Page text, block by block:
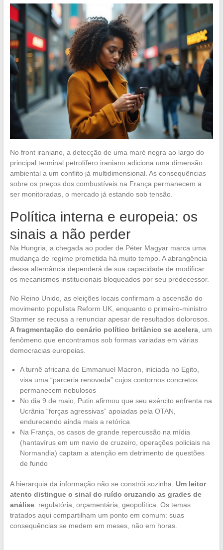
No front iraniano, a detecção de uma maré negra ao largo do
principal terminal petrolífero iraniano adiciona uma dimensão
ambiental a um conflito já multidimensional. As consequências
sobre os preços dos combustíveis na França permanecem a
ser monitoradas, o mercado já estando sob tensão.
Política interna e europeia: os
sinais a não perder
Na Hungria, a chegada ao poder de Péter Magyar marca uma
mudança de regime prometida há muito tempo. A abrangência
dessa alternância dependerá de sua capacidade de modificar
os mecanismos institucionais bloqueados por seu predecessor.
No Reino Unido, as eleições locais confirmam a ascensão do
movimento populista Reform UK, enquanto o primeiro-ministro
Starmer se recusa a renunciar apesar de resultados dolorosos.
A fragmentação do cenário político britânico se acelera, um
fenômeno que encontramos sob formas variadas em várias
democracias europeias.
A turnê africana de Emmanuel Macron, iniciada no Egito,
visa uma “parceria renovada” cujos contornos concretos
permanecem nebulosos
No dia 9 de maio, Putin afirmou que seu exército enfrenta na
Ucrânia “forças agressivas” apoiadas pela OTAN,
endurecendo ainda mais a retórica
Na França, os casos de grande repercussão na mídia
(hantavírus em um navio de cruzeiro, operações policiais na
Normandia) captam a atenção em detrimento de questões
de fundo
A hierarquia da informação não se constrói sozinha. Um leitor
atento distingue o sinal do ruído cruzando as grades de
análise: regulatória, orçamentária, geopolítica. Os temas
tratados aqui compartilham um ponto em comum: suas
consequências se medem em meses, não em horas.